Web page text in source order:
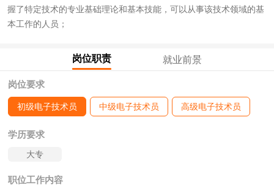
握了特定技术的专业基础理论和基本技能，可以从事该技术领域的基
本工作的人员；
岗位职责 就业前景
岗位要求
初级电子技术员 中级电子技术员 高级电子技术员
学历要求
大专
职位工作内容